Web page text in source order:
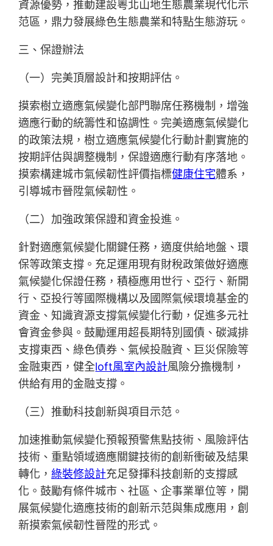
資源優勢，推動建設粵北山地生態農業現代化示
范區，鼎力發展綠色生態農業和特點生態游玩。
三、保證辦法
（一）完美頂層設計和按期評估。
摸索樹立適應氣候變化部門聯席任務機制，增強
適應行動的統籌性和協調性。完美適應氣候變化
的政策法規，樹立適應氣候變化行動計劃實施的
按期評估與調整機制，保證適應行動有序落地。
摸索構建城市氣候韌性評價指標健康住宅體系，
引導城市晉陞氣候韌性。
（二）加強政策保證和資金投進。
針對適應氣候變化關鍵任務，適度供給地盤、環
保等政策支撐。充足運用現有財稅政策做好適應
氣候變化保證任務，積極應用世行、亞行、新開
行、亞投行等國際機構以及國際氣候環境基金的
資金、知識資源支撐氣候變化行動，促進多元社
會資金參與。鼓勵運用超長期特別國債、碳減排
支撐東西、綠色債券、氣候投融資、巨災保險等
金融東西，健全loft風室內設計風險分擔機制，
供給有用的金融支撐。
（三）推動科技創新與項目示范。
加速推動氣候變化預報預警焦點技術、風險評估
技術、重點領域適應關鍵技術的創新衝破及結果
轉化，綠裝修設計充足發揮科技創新的支撐感
化。鼓勵有條件城市、社區、企事業單位等，開
展氣候變化適應技術的創新示范與集成應用，創
新摸索氣候韌性晉陞的形式。